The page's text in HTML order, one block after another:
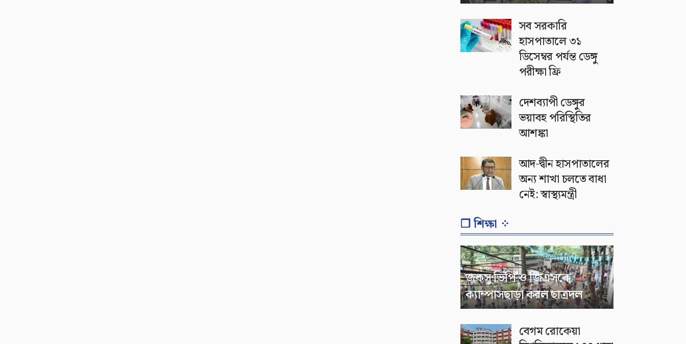
সব সরকারি
হাসপাতালে ৩১
ডিসেম্বর পর্যন্ত ডেঙ্গু
পরীক্ষা ফ্রি
দেশব্যাপী ডেঙ্গুর
ভয়াবহ পরিস্থিতির
আশঙ্কা
আদ-দ্বীন হাসপাতালের
অন্য শাখা চলতে বাধা
নেই: স্বাস্থ্যমন্ত্রী
❐ শিক্ষা ⁘
জকসু ভিপি ও জিএসকে
ক্যাম্পাসছাড়া করল ছাত্রদল
বেগম রোকেয়া